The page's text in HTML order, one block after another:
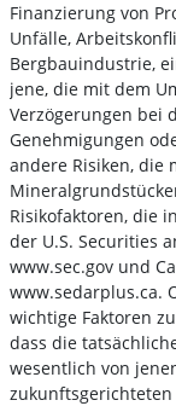
Finanzierung von
Unfälle,
Bergbauindustrie,
jene, die mit dem
Verzögerungen bei
Genehmigungen
andere Risiken, die
Risikofaktoren, die
der U.S. Securities
www.sec.gov und
www.sedarplus.ca.
wichtige Faktoren
dass die
wesentlich von
zukunftsgerichteten